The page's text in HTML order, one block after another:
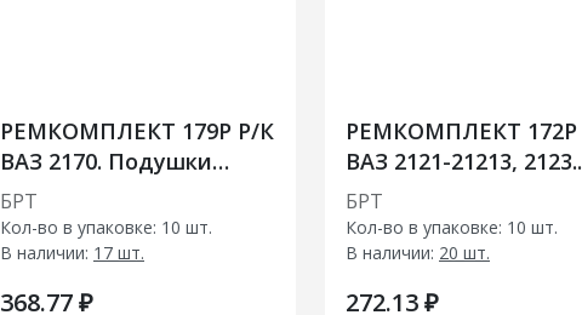
РЕМКОМПЛЕКТ 179Р Р/К
ВАЗ 2170. Подушки
подвески глушителя
БРТ
Кол-во в упаковке: 10 шт.
В наличии: 17 шт.
368.77 ₽
РЕМКОМПЛЕКТ 172Р
ВАЗ 2121-21213, 2123.
Крепления подвески
глушителя
БРТ
Кол-во в упаковке: 10 шт.
В наличии: 20 шт.
272.13 ₽